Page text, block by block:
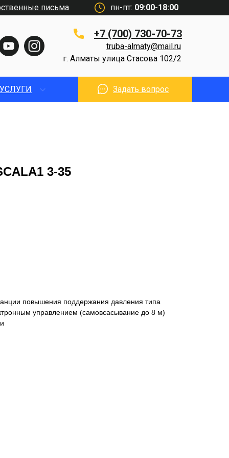
пн-пт: 09:00-18:00
+7 (700) 730-70-73
г. Алматы улица Стасова 102/2
truba-almaty@mail.ru
письма
Задать вопрос
3-35
повышения поддержания давления типа
управлением (самовсасывание до 8 м)